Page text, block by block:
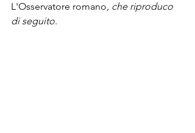
L'Osservatore romano, che riproduco
di seguito.